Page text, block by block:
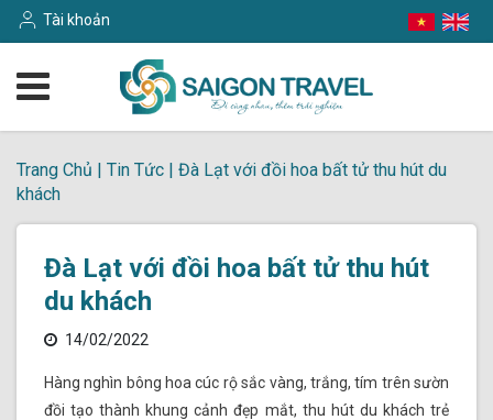
Tài khoản
Trang Chủ | Tin Tức | Đà Lạt với đồi hoa bất tử thu hút du
khách
Đà Lạt với đồi hoa bất tử thu hút
du khách
14/02/2022
Hàng nghìn bông hoa cúc rộ sắc vàng, trắng, tím trên sườn
đồi tạo thành khung cảnh đẹp mắt, thu hút du khách trẻ